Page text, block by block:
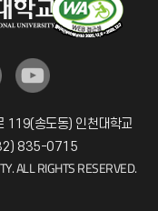
119(송도동) 인천대학교
835-0715
ALL RIGHTS RESERVED.